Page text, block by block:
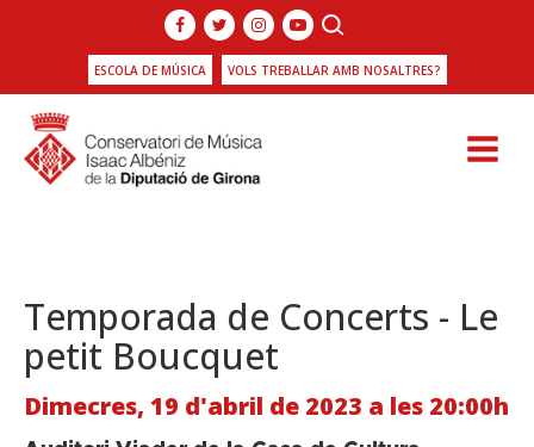
ESCOLA DE MÚSICA VOLS TREBALLAR AMB NOSALTRES?
Temporada de Concerts - Le
petit Boucquet
Dimecres, 19 d'abril de 2023 a les 20:00h